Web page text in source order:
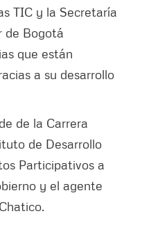
TIC y la Secretaría
de Bogotá
que están
a su desarrollo
de la Carrera
de Desarrollo
Participativos a
y el agente